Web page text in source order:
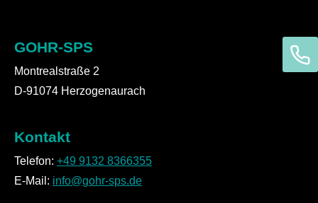
GOHR-SPS
Montrealstraße 2
D-91074 Herzogenaurach
Kontakt
Telefon: +49 9132 8366355
E-Mail: info@gohr-sps.de